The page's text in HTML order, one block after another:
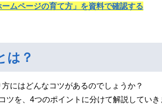
ムページの育て方」を資料で確認する
は？
にはどんなコツがあるのでしょうか？
を、4つのポイントに分けて解説していき